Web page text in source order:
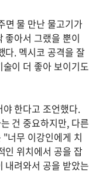
면 물 만난 물고기가
좋아서 그랬을 뿐이
다. 멕시코 공격을 잘
이 더 좋아 보이기도
한다고 조언했다.
건 중요하지만, 다른
너무 이강인에게 치
인 위치에서 공을 잡
내려와서 공을 받았는